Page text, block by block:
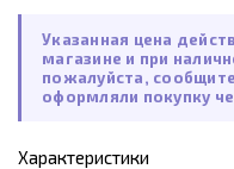
Указанная цена
магазине и при
пожалуйста,
оформляли покупку
Характеристики